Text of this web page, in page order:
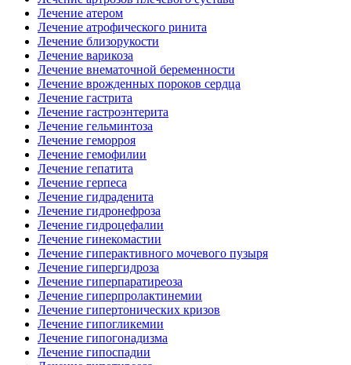
Лечение атером
Лечение атрофического ринита
Лечение близорукости
Лечение варикоза
Лечение внематочной беременности
Лечение врожденных пороков сердца
Лечение гастрита
Лечение гастроэнтерита
Лечение гельминтоза
Лечение геморроя
Лечение гемофилии
Лечение гепатита
Лечение герпеса
Лечение гидраденита
Лечение гидронефроза
Лечение гидроцефалии
Лечение гинекомастии
Лечение гиперактивного мочевого пузыря
Лечение гипергидроза
Лечение гиперпаратиреоза
Лечение гиперпролактинемии
Лечение гипертонических кризов
Лечение гипогликемии
Лечение гипогонадизма
Лечение гипоспадии